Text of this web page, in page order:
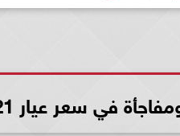
في سعر عيار 21